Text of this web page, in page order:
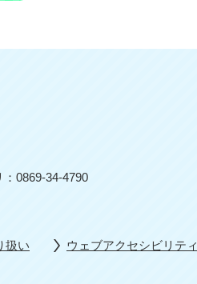
0869-34-4790
扱い ウェブアクセシビリティ